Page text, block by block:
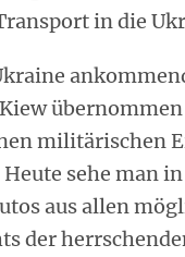
in die
übernommen
militärischen
sehe man
aus allen
der